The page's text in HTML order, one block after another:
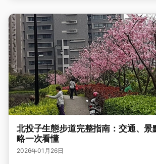
北投子生態步道完整指南：交通、景
略一次看懂
2026年01月26日